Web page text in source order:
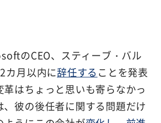
のCEO、スティーブ・バル
カ月以内に辞任する ことを発表
革はちょっと思いも寄らなかっ
、彼の後任者に関する問題だけ